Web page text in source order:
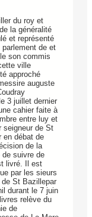
du roy et
la généralité
et représenté
de et
son commis
ville
approché
auguste
3 juillet dernier
cahier faite à
entre luy et
seigneur de St
en débat de
de la
suivre de
livré. Il est
par les sieurs
St Bazillepar
durant le 7 juin
relève du
de